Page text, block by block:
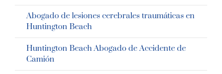
Abogado de lesiones cerebrales traumáticas en
Huntington Beach
Huntington Beach Abogado de Accidente de
Camión